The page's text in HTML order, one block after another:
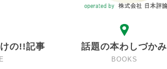
の!!記事 話題の本わしづかみ
BOOKS